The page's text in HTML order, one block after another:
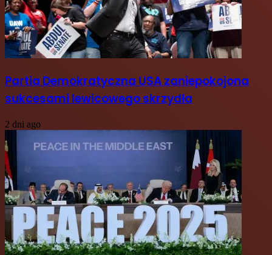
Partia Demokratyczna USA zaniepokojona
sukcesami lewicowego skrzydła
2 dni ago